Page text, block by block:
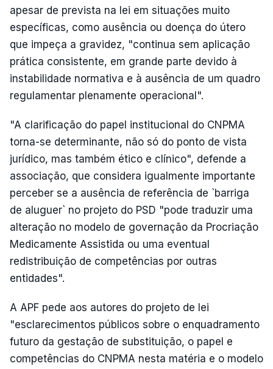
apesar de prevista na lei em situações muito
específicas, como ausência ou doença do útero
que impeça a gravidez, "continua sem aplicação
prática consistente, em grande parte devido à
instabilidade normativa e à ausência de um quadro
regulamentar plenamente operacional".
"A clarificação do papel institucional do CNPMA
torna-se determinante, não só do ponto de vista
jurídico, mas também ético e clínico", defende a
associação, que considera igualmente importante
perceber se a ausência de referência de `barriga
de aluguer` no projeto do PSD "pode traduzir uma
alteração no modelo de governação da Procriação
Medicamente Assistida ou uma eventual
redistribuição de competências por outras
entidades".
A APF pede aos autores do projeto de lei
"esclarecimentos públicos sobre o enquadramento
futuro da gestação de substituição, o papel e
competências do CNPMA nesta matéria e o modelo